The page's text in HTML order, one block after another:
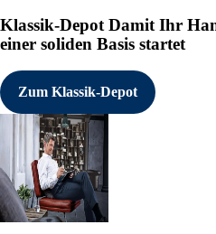
Klassik-DepotDamit Ihr
einer soliden Basis startet
Zum Klassik-Depot